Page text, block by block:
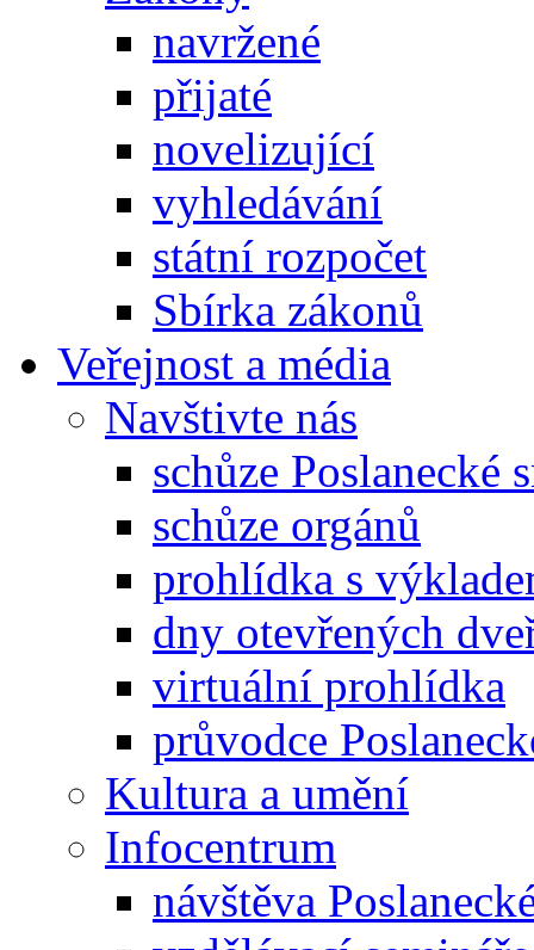
navržené
přijaté
novelizující
vyhledávání
státní rozpočet
Sbírka zákonů
Veřejnost a média
Navštivte nás
schůze Poslanecké
schůze orgánů
prohlídka s
dny otevřených
virtuální prohlídka
průvodce
Kultura a umění
Infocentrum
návštěva